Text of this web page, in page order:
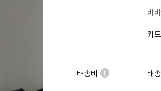
바
카
배송비 배